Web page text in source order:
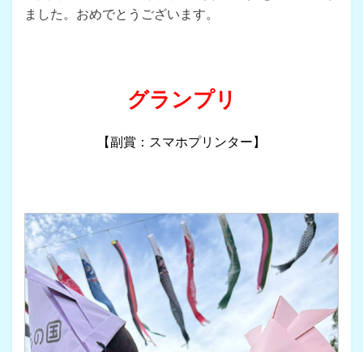
ました。おめでとうございます。
グランプリ
【副賞：スマホプリンター】